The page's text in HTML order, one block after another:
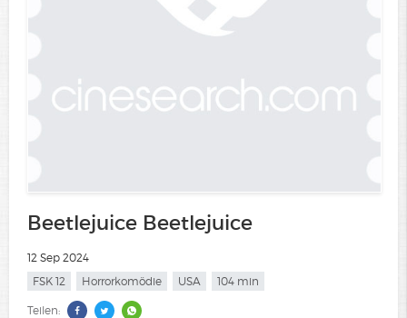
Beetlejuice Beetlejuice
12 Sep 2024
FSK 12
Horrorkomödie USA 104 min
Teilen: